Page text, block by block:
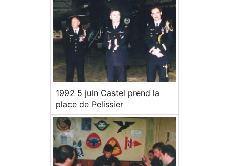
1992 5 juin Castel prend la
place de Pelissier